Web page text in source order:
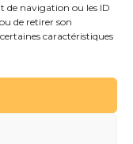
de navigation ou les ID
de retirer son
caractéristiques